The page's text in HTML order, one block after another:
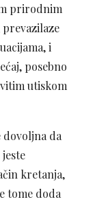
prirodnim
i
posebno
utiskom
dovoljna da
kretanja,
tome doda